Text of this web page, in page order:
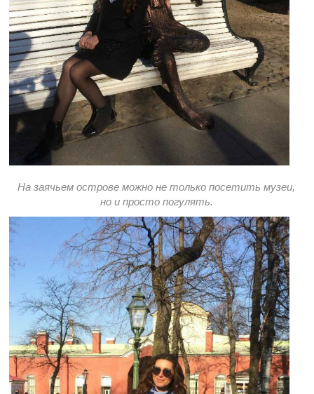
На заячьем острове можно не только посетить музеи,
но и просто погулять.